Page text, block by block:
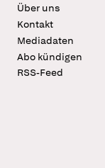
Über uns
Kontakt
Mediadaten
Abo kündigen
RSS-Feed